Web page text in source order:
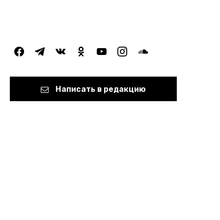
facebooktelegramvkontakteodnoklassniki
youtubeinstagramsoundcloud
Написать в редакцию